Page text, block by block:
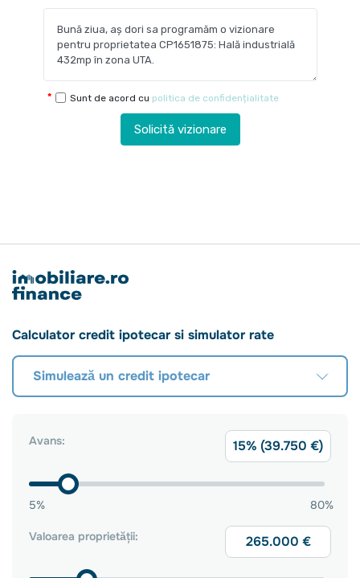
Sunt de acord cu politica de confidențialitate
Solicită vizionare